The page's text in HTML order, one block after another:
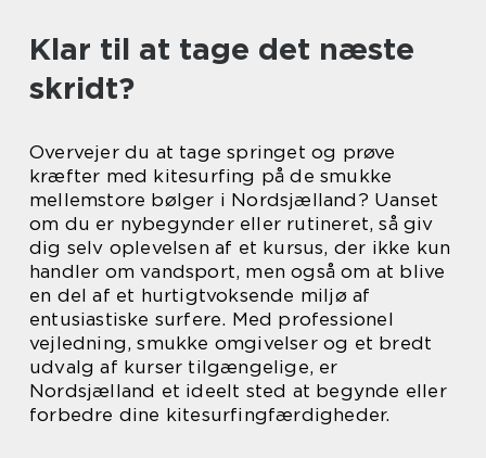
Klar til at tage det næste
skridt?
Overvejer du at tage springet og prøve
kræfter med kitesurfing på de smukke
mellemstore bølger i Nordsjælland? Uanset
om du er nybegynder eller rutineret, så giv
dig selv oplevelsen af et kursus, der ikke kun
handler om vandsport, men også om at blive
en del af et hurtigtvoksende miljø af
entusiastiske surfere. Med professionel
vejledning, smukke omgivelser og et bredt
udvalg af kurser tilgængelige, er
Nordsjælland et ideelt sted at begynde eller
forbedre dine kitesurfingfærdigheder.